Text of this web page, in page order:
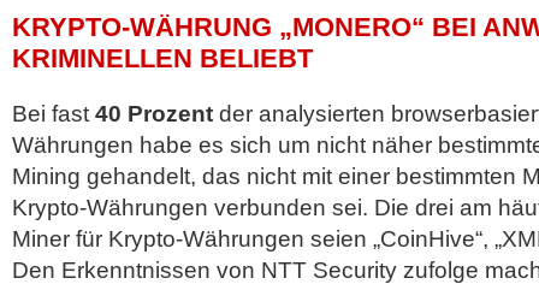
KRYPTO-WÄHRUNG „MONERO“ BEI
KRIMINELLEN BELIEBT
Bei fast 40 Prozent der analysierten
Währungen habe es sich um nicht näher
Mining gehandelt, das nicht mit einer bestimmten
Krypto-Währungen verbunden sei. Die drei am
Miner für Krypto-Währungen seien „CoinHive“,
Den Erkenntnissen von NTT Security zufolge